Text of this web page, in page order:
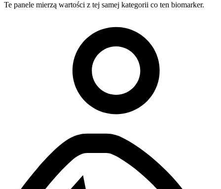
Te panele mierzą wartości z tej samej kategorii co ten biomarker.